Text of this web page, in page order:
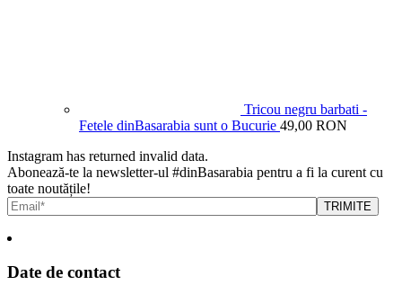
Tricou negru barbati -
Fetele dinBasarabia sunt o Bucurie 49,00 RON
Instagram has returned invalid data.
Abonează-te la newsletter-ul #dinBasarabia pentru a fi la curent cu
toate noutățile!
Date de contact